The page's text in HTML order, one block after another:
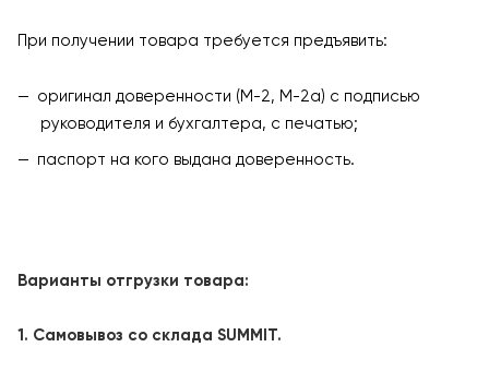
При получении товара требуется предъявить:
оригинал доверенности (М-2, М-2а) с подписью
руководителя и бухгалтера, с печатью;
паспорт на кого выдана доверенность.
Варианты отгрузки товара:
1. Самовывоз со склада SUMMIT.